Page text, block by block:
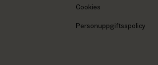
Cookies
Personuppgiftsspolicy